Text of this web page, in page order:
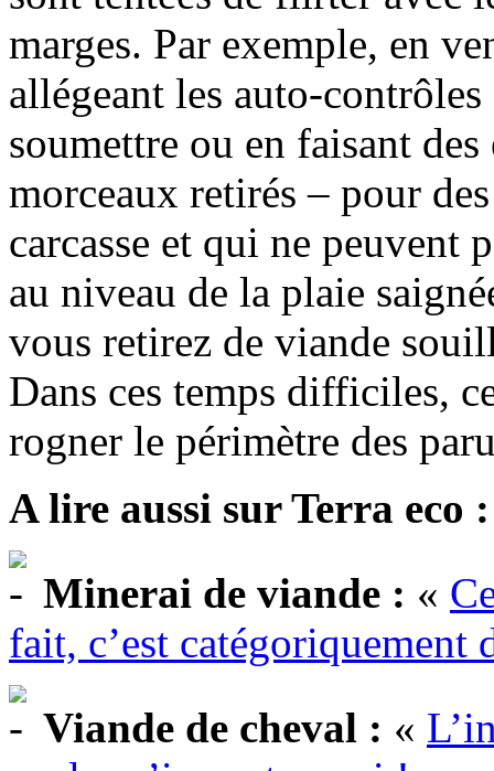
marges. Par exemple, en
allégeant les auto-
soumettre ou en faisant
morceaux retirés – pour
carcasse et qui ne peuvent
au niveau de la plaie
vous retirez de viande
Dans ces temps difficiles,
rogner le périmètre des
A lire aussi sur Terra eco :
Minerai de viande : «
fait, c’est catégoriquement
Viande de cheval : «